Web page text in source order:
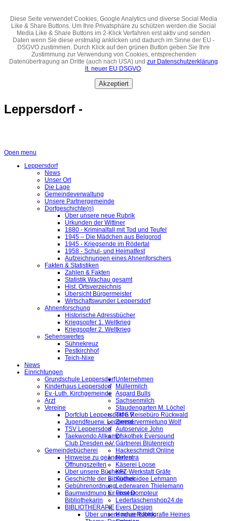
Diese Seite verwendet Cookies, Google Analytics und diverse Social Media
Like & Share Buttons. Um Ihre Privatsphäre zu schützen werden die Social
Media Like & Share Buttons im 2-Klick Verfahren erst aktiv und senden
Daten wenn Sie diese erstmalig anklicken und dadurch im Sinne der EU -
DSGVO zustimmen. Durch Klick auf den grünen Button geben Sie Ihre
Zustimmung zur Verwendung von Cookies, entsprechenden
Datenübertragung an Dritte (auch nach USA) und zur Datenschutzerklärung
lt. neuer EU DSGVO.
Akzeptiert
Leppersdorf -
Open menu
Leppersdorf
News
Unser Ort
Die Lage
Gemeindeverwaltung
Unsere Partnergemeinde
Dorfgeschichte(n)
Über unsere neue Rubrik
Urkunden der Wittiner
1880 - Kriminalfall mit Tod und Teufel
1945 – Die Mädchen aus Belgorod
1945 - Kriegsende im Rödertal
1958 - Schul- und Heimatfest
Aufzeichnungen eines Ahnenforschers
Fakten & Statistiken
Zahlen & Fakten
Statistik Wachau gesamt
Hist. Ortsverzeichnis
Übersicht Bürgermeister
Wirtschaftswunder Leppersdorf
Ahnenforschung
Historische Adressbücher
Kriegsopfer 1. Weltkrieg
Kriegsopfer 2. Weltkrieg
Sehenswertes
Sühnekreuz
Pestkirchhof
Teich-Nixe
News
Einrichtungen
Grundschule Leppersdorf
Kinderhaus Leppersdorf
Ev.-Luth. Kirchgemeinde
Arzt
Vereine
Dorfclub Leppersdorf e.V.
Jugendfeuerw. Leppersd.
TSV Leppersdorf
Taekwondo Allkampf
Club Dresden e.V.
Gemeindebücherei
Hinweise zu geänderten
Öffnungszeiten
Über unsere Bücherei
Geschichte der Bibliothek
Gebührenordnung
Baumwidmung für unsere
Bibliothekarin
BIBLIOTHERAPIE
Über unsere neue Rubrik
Unternehmen
Müllermilch
Asgard Bulls
Sachsenmilch
Staudengarten M. Löchel
TMG Reisebüro Rückwald
Zimmervermietung Wolf
Autoservice John
Diskothek Eversound
Gärtnerei Blütenreich
Hackeschmidt Online
Helestra
Käserei Loose
KFZ-Werkstatt Gräfe
Küchenidee Lehmann
Lederwaren Thielemann
Pixel Dompteur
Ledertaschenshop24.de
Evers Design
Hochzeitsfotografie Heines